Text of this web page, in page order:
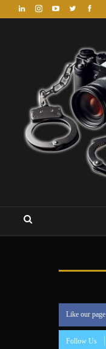
Like our page
Follow Us